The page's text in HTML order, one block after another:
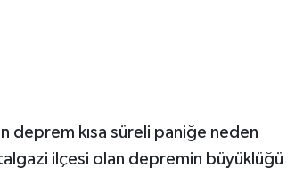
deprem kısa süreli paniğe neden
ilçesi olan depremin büyüklüğü